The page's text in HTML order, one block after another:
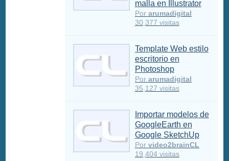
malla en Illustrator
Por arumadigital
30,377 visitas
Template Web estilo
escritorio en
Photoshop
Por arumadigital
35,127 visitas
Importar modelos de
GoogleEarth en
Google SketchUp
Por video2brainCL
19,404 visitas